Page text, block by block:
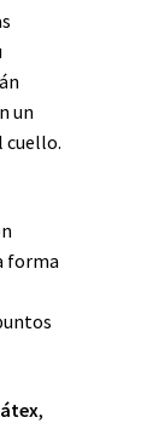
un
cuello.
forma
,